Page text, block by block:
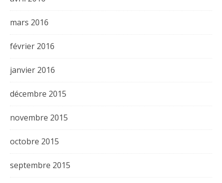
mars 2016
février 2016
janvier 2016
décembre 2015
novembre 2015
octobre 2015
septembre 2015